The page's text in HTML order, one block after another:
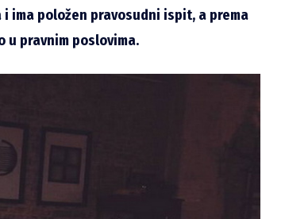
ima položen pravosudni ispit, a prema
u pravnim poslovima.